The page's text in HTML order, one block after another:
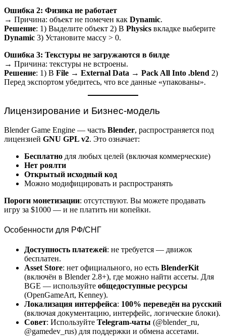
Ошибка 2: Физика не работает
→ Причина: объект не помечен как Dynamic.
Решение: 1) Выделите объект 2) В Physics вкладке выберите
Dynamic 3) Установите массу > 0.
Ошибка 3: Текстуры не загружаются в билде
→ Причина: текстуры не встроены.
Решение: 1) В File → External Data → Pack All Into .blend 2)
Перед экспортом убедитесь, что все данные «упакованы».
Лицензирование и Бизнес-модель
Blender Game Engine — часть Blender, распространяется под
лицензией GNU GPL v2. Это означает:
Бесплатно для любых целей (включая коммерческие)
Нет роялти
Открытый исходный код
Можно модифицировать и распространять
Пороги монетизации: отсутствуют. Вы можете продавать
игру за $1000 — и не платить ни копейки.
Особенности для РФ/СНГ
Доступность платежей: не требуется — движок
бесплатен.
Asset Store: нет официального, но есть BlenderKit
(включён в Blender 2.8+), где можно найти ассеты. Для
BGE — используйте общедоступные ресурсы
(OpenGameArt, Kenney).
Локализация интерфейса: 100% переведён на русский
(включая документацию, интерфейс, логические блоки).
Совет: Используйте Telegram-чаты (@blender_ru,
@gamedev_rus) для поддержки и обмена ассетами.